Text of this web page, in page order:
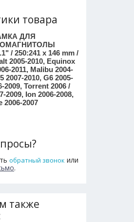
товара
ДЛЯ
/ 250:241 x 146 mm /
2005-2010, Equinox
2011, Malibu 2004-
2007-2010, G6 2005-
2009, Torrent 2006 /
2009, Ion 2006-2008,
2006-2007
обратный звонок или
.
также